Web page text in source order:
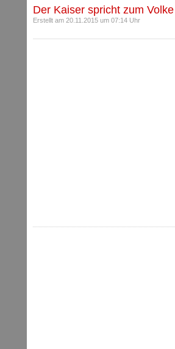
Der Kaiser spricht zum Volke
Erstellt am 20.11.2015 um 07:14 Uhr